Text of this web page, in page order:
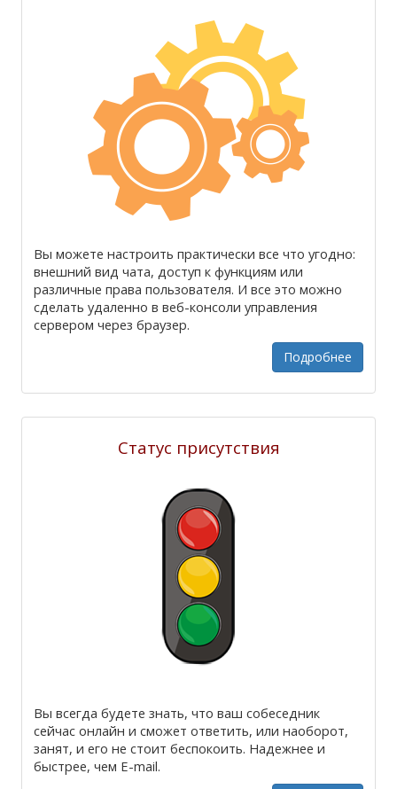
Вы можете настроить практически все что угодно:
внешний вид чата, доступ к функциям или
различные права пользователя. И все это можно
сделать удаленно в веб-консоли управления
сервером через браузер.
Подробнее
Статус присутствия
Вы всегда будете знать, что ваш собеседник
сейчас онлайн и сможет ответить, или наоборот,
занят, и его не стоит беспокоить. Надежнее и
быстрее, чем E-mail.